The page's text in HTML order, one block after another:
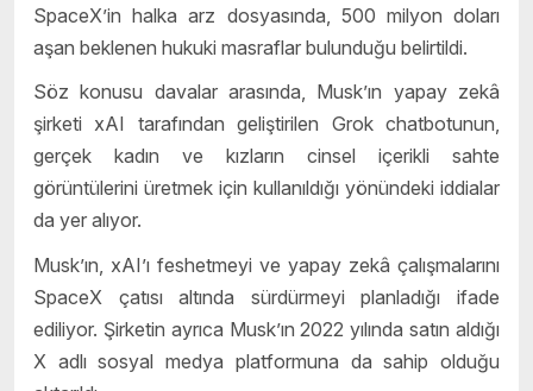
SpaceX’in halka arz dosyasında, 500 milyon doları
aşan beklenen hukuki masraflar bulunduğu belirtildi.
Söz konusu davalar arasında, Musk’ın yapay zekâ
şirketi xAI tarafından geliştirilen Grok chatbotunun,
gerçek kadın ve kızların cinsel içerikli sahte
görüntülerini üretmek için kullanıldığı yönündeki iddialar
da yer alıyor.
Musk’ın, xAI’ı feshetmeyi ve yapay zekâ çalışmalarını
SpaceX çatısı altında sürdürmeyi planladığı ifade
ediliyor. Şirketin ayrıca Musk’ın 2022 yılında satın aldığı
X adlı sosyal medya platformuna da sahip olduğu